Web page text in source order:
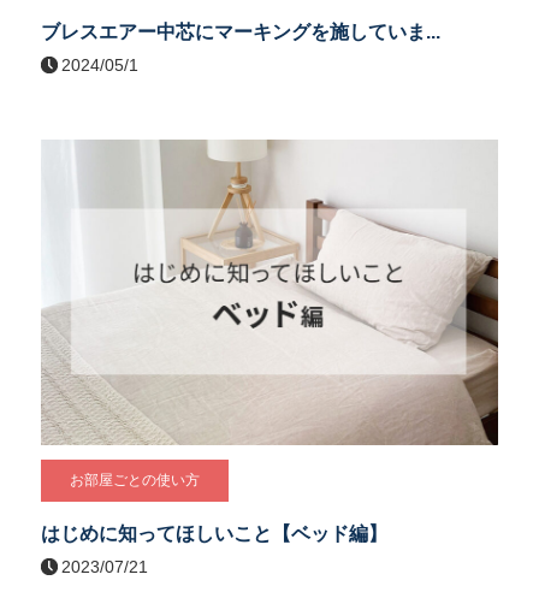
ブレスエアー中芯にマーキングを施していま...
2024/05/1
お部屋ごとの使い方
はじめに知ってほしいこと【ベッド編】
2023/07/21